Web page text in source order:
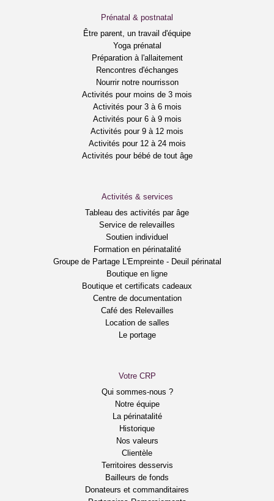
Prénatal & postnatal
Être parent, un travail d'équipe
Yoga prénatal
Préparation à l'allaitement
Rencontres d'échanges
Nourrir notre nourrisson
Activités pour moins de 3 mois
Activités pour 3 à 6 mois
Activités pour 6 à 9 mois
Activités pour 9 à 12 mois
Activités pour 12 à 24 mois
Activités pour bébé de tout âge
Activités & services
Tableau des activités par âge
Service de relevailles
Soutien individuel
Formation en périnatalité
Groupe de Partage L'Empreinte - Deuil périnatal
Boutique en ligne
Boutique et certificats cadeaux
Centre de documentation
Café des Relevailles
Location de salles
Le portage
Votre CRP
Qui sommes-nous ?
Notre équipe
La périnatalité
Historique
Nos valeurs
Clientèle
Territoires desservis
Bailleurs de fonds
Donateurs et commanditaires